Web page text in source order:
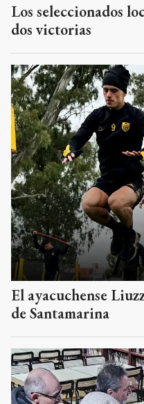
Los seleccionados
dos victorias
El ayacuchense
de Santamarina